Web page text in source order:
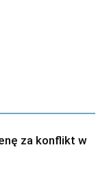
za konflikt w